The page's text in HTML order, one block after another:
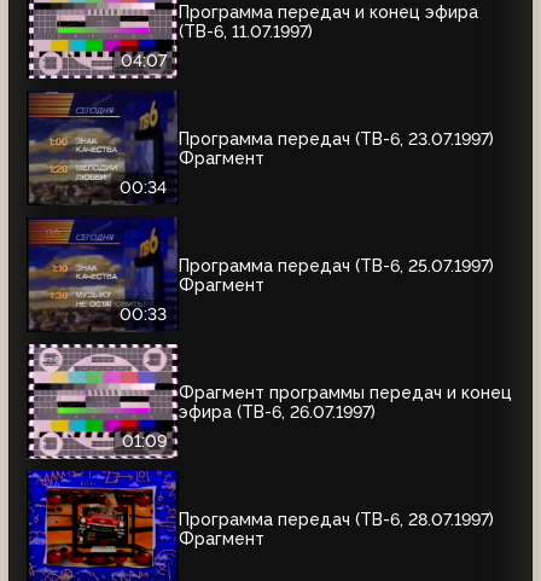
04:07
Программа передач и конец эфира
(ТВ-6, 11.07.1997)
00:34
Программа передач (ТВ-6, 23.07.1997)
Фрагмент
00:33
Программа передач (ТВ-6, 25.07.1997)
Фрагмент
01:09
Фрагмент программы передач и конец
эфира (ТВ-6, 26.07.1997)
Программа передач (ТВ-6, 28.07.1997)
Фрагмент